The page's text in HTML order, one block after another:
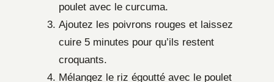
poulet avec le curcuma.
Ajoutez les poivrons rouges et laissez
cuire 5 minutes pour qu’ils restent
croquants.
Mélangez le riz égoutté avec le poulet